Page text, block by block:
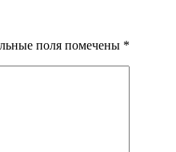
поля помечены *